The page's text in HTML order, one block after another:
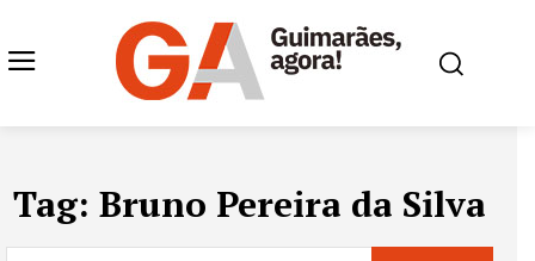
Tag: Bruno Pereira da Silva